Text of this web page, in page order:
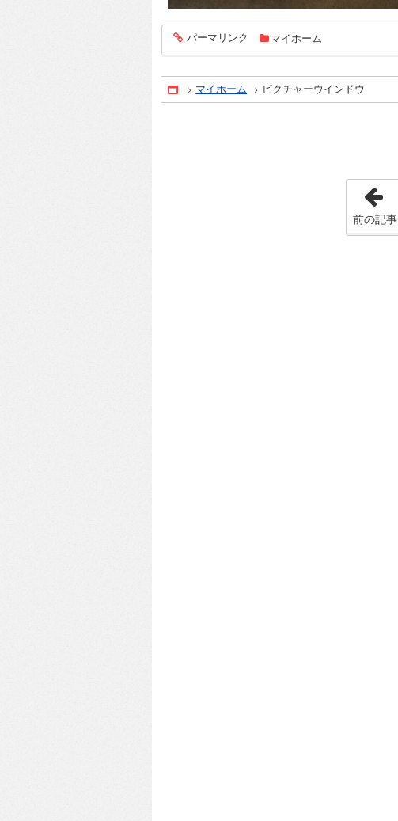
entry1404
パーマリンク マイホーム
Home
マイホーム ピクチャーウインドウ
前の記事